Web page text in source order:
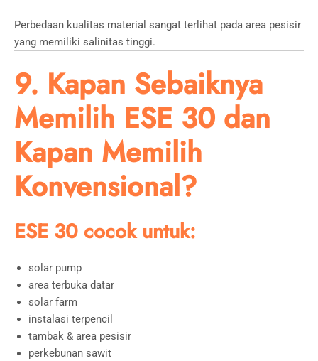
Perbedaan kualitas material sangat terlihat pada area pesisir
yang memiliki salinitas tinggi.
9. Kapan Sebaiknya
Memilih ESE 30 dan
Kapan Memilih
Konvensional?
ESE 30 cocok untuk:
solar pump
area terbuka datar
solar farm
instalasi terpencil
tambak & area pesisir
perkebunan sawit